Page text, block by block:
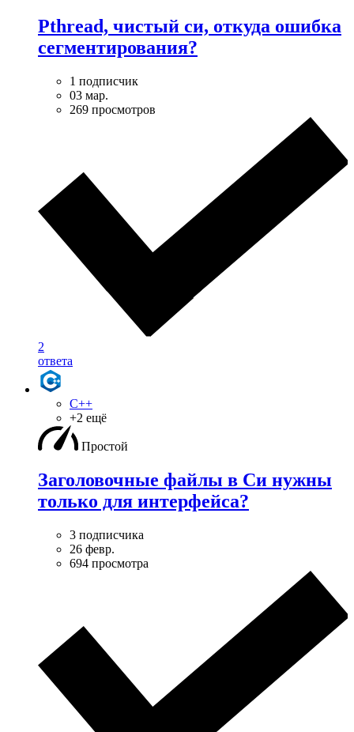
Pthread, чистый си, откуда ошибка
сегментирования?
1 подписчик
03 мар.
269 просмотров
2
ответа
C++
+2 ещё
Простой
Заголовочные файлы в Си нужны
только для интерфейса?
3 подписчика
26 февр.
694 просмотра